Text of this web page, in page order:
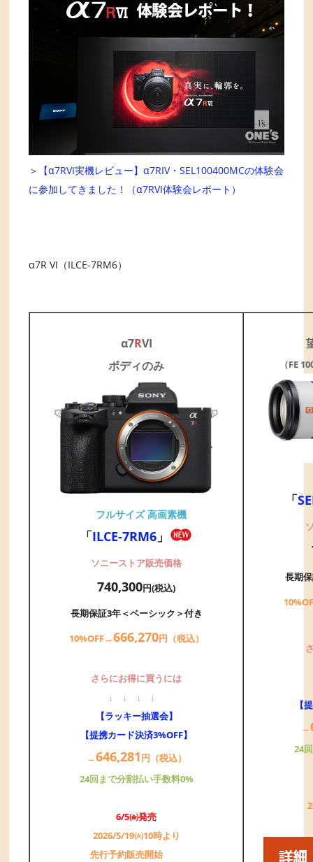
＞
【α7RVI実機レビュー】α7RIV・SEL100400MCの体験会
に参加してきました！（α7RVI体験会レポート）
α7R VI（ILCE-7RM6）
α7RVI
ボディのみ
フルサイズ 高画素機
「ILCE-7RM6 」
ソニーストア販売価格
740,300円(税込)
長期保証3年＜ベーシック＞付き
10%OFF→666,270円（税込）
さらにお得に買うには
↓ ↓ ↓ ↓
【ラッキー抽選会】
【提携カード決済3%OFF】
→646,281円（税込）
24回まで分割払い手数料0%
6/5㈮発売
2026/5/19㈫10時より
先行予約販売開始
（FE
「
長期
【
→
24